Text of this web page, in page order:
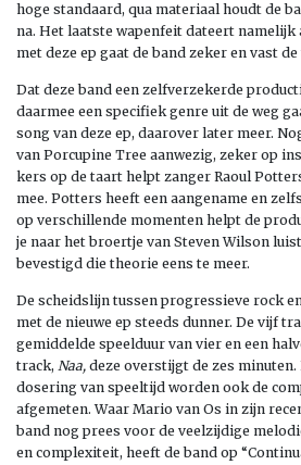
hoge standaard, qua materiaal houdt de
na. Het laatste wapenfeit dateert namelijk
met deze ep gaat de band zeker en vast
Dat deze band een zelfverzekerde
daarmee een specifiek genre uit de weg
song van deze ep, daarover later meer.
van Porcupine Tree aanwezig, zeker op
kers op de taart helpt zanger Raoul
mee. Potters heeft een aangename en
op verschillende momenten helpt de
je naar het broertje van Steven Wilson
bevestigd die theorie eens te meer.
De scheidslijn tussen progressieve rock
met de nieuwe ep steeds dunner. De vijf
gemiddelde speelduur van vier en een
track, Naa, deze overstijgt de zes
dosering van speeltijd worden ook de
afgemeten. Waar Mario van Os in zijn
band nog prees voor de veelzijdige
en complexiteit, heeft de band op